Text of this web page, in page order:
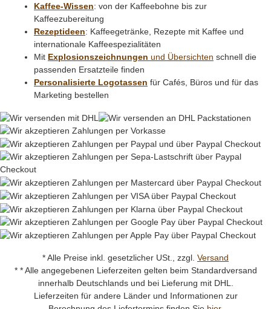
Kaffee-Wissen: von der Kaffeebohne bis zur
Kaffeezubereitung
Rezeptideen: Kaffeegetränke, Rezepte mit Kaffee und
internationale Kaffeespezialitäten
Mit Explosionszeichnungen und Übersichten schnell die
passenden Ersatzteile finden
Personalisierte Logotassen für Cafés, Büros und für das
Marketing bestellen
* Alle Preise inkl. gesetzlicher USt., zzgl. Versand
* * Alle angegebenen Lieferzeiten gelten beim Standardversand
innerhalb Deutschlands und bei Lieferung mit DHL.
Lieferzeiten für andere Länder und Informationen zur